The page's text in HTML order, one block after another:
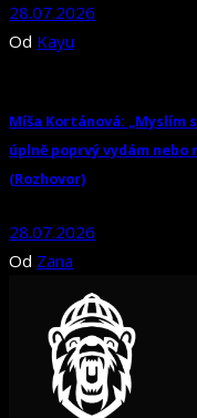
28.07.2026
Od Kayu
Míša Kortánová: „Myslím
úplně poprvý vydám
(Rozhovor)
28.07.2026
Od Zana